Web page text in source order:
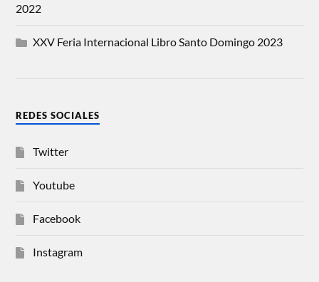
2022
XXV Feria Internacional Libro Santo Domingo 2023
REDES SOCIALES
Twitter
Youtube
Facebook
Instagram